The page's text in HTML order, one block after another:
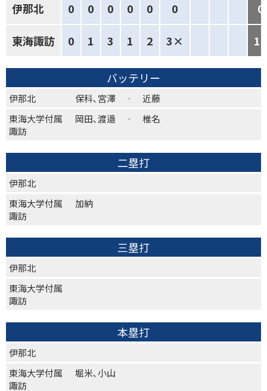
伊那北 0 0 0 0 0 0 0
東海諏訪 0 1 3 1 2 3× 10
バッテリー
伊那北
保科､宮澤 ‐ 近藤
東海大学付属
諏訪
岡田､渡邉 ‐ 椎名
二塁打
伊那北
東海大学付属
諏訪
加納
三塁打
伊那北
東海大学付属
諏訪
本塁打
伊那北
東海大学付属
諏訪
堀米､小山